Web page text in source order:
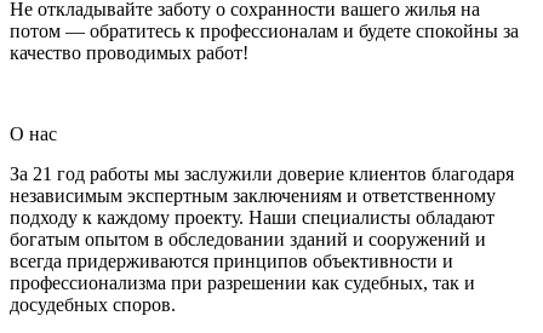
Не откладывайте заботу о сохранности вашего жилья на
потом — обратитесь к профессионалам и будете спокойны за
качество проводимых работ!
О нас
За 21 год работы мы заслужили доверие клиентов благодаря
независимым экспертным заключениям и ответственному
подходу к каждому проекту. Наши специалисты обладают
богатым опытом в обследовании зданий и сооружений и
всегда придерживаются принципов объективности и
профессионализма при разрешении как судебных, так и
досудебных споров.